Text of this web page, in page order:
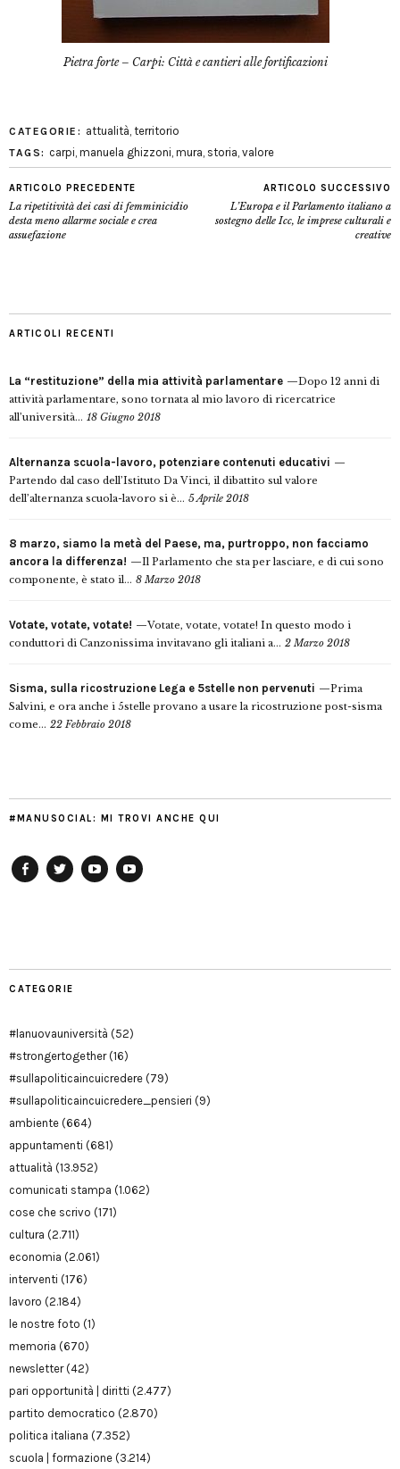
Pietra forte – Carpi: Città e cantieri alle fortificazioni
CATEGORIE: attualità, territorio
TAGS: carpi, manuela ghizzoni, mura, storia, valore
ARTICOLO PRECEDENTE
La ripetitività dei casi di femminicidio
desta meno allarme sociale e crea
assuefazione
ARTICOLO SUCCESSIVO
L’Europa e il Parlamento italiano a
sostegno delle Icc, le imprese culturali e
creative
ARTICOLI RECENTI
La “restituzione” della mia attività parlamentare
Dopo 12 anni di
attività parlamentare, sono tornata al mio lavoro di ricercatrice
all’università... 18 Giugno 2018
Alternanza scuola-lavoro, potenziare contenuti educativi
Partendo dal caso dell’Istituto Da Vinci, il dibattito sul valore
dell’alternanza scuola-lavoro si è... 5 Aprile 2018
8 marzo, siamo la metà del Paese, ma, purtroppo, non facciamo
ancora la differenza!
Il Parlamento che sta per lasciare, e di cui sono
componente, è stato il... 8 Marzo 2018
Votate, votate, votate!
Votate, votate, votate! In questo modo i
conduttori di Canzonissima invitavano gli italiani a... 2 Marzo 2018
Sisma, sulla ricostruzione Lega e 5stelle non pervenuti
Prima
Salvini, e ora anche i 5stelle provano a usare la ricostruzione post-sisma
come... 22 Febbraio 2018
#MANUSOCIAL: MI TROVI ANCHE QUI
CATEGORIE
#lanuovauniversità (52)
#strongertogether(16)
#sullapoliticaincuicredere (79)
#sullapoliticaincuicredere_pensieri (9)
ambiente (664)
appuntamenti (681)
attualità (13.952)
comunicati stampa (1.062)
cose che scrivo (171)
cultura (2.711)
economia (2.061)
interventi (176)
lavoro (2.184)
le nostre foto (1)
memoria (670)
newsletter(42)
pari opportunità | diritti (2.477)
partito democratico (2.870)
politica italiana (7.352)
scuola | formazione (3.214)